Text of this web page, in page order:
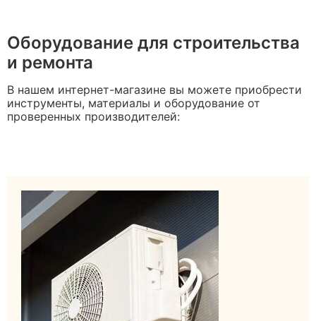
Оборудование для строительства
и ремонта
В нашем интернет-магазине вы можете приобрести
инструменты, материалы и оборудование от
проверенных производителей: